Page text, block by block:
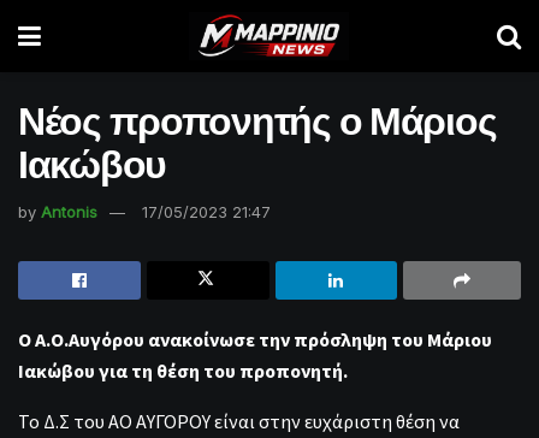
Νέος προπονητής ο Μάριος
Ιακώβου
by Antonis 17/05/2023 21:47
Ο Α.Ο.Αυγόρου ανακοίνωσε την πρόσληψη του Μάριου
Ιακώβου για τη θέση του προπονητή.
Το Δ.Σ του ΑΟ ΑΥΓΟΡΟΥ είναι στην ευχάριστη θέση να